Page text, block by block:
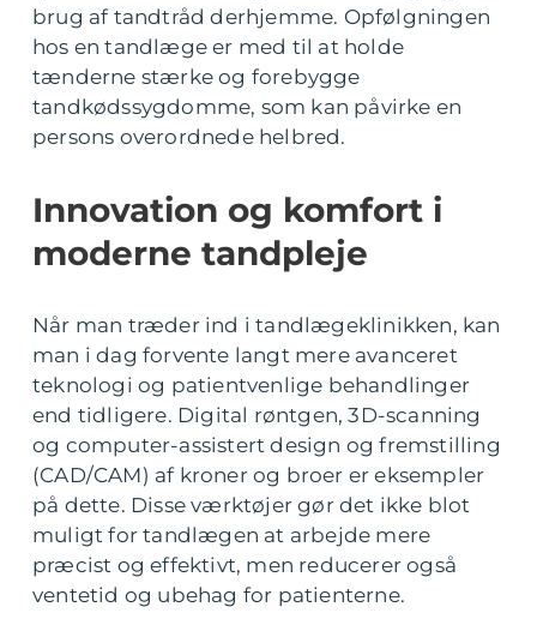
brug af tandtråd derhjemme. Opfølgningen
hos en tandlæge er med til at holde
tænderne stærke og forebygge
tandkødssygdomme, som kan påvirke en
persons overordnede helbred.
Innovation og komfort i
moderne tandpleje
Når man træder ind i tandlægeklinikken, kan
man i dag forvente langt mere avanceret
teknologi og patientvenlige behandlinger
end tidligere. Digital røntgen, 3D-scanning
og computer-assistert design og fremstilling
(CAD/CAM) af kroner og broer er eksempler
på dette. Disse værktøjer gør det ikke blot
muligt for tandlægen at arbejde mere
præcist og effektivt, men reducerer også
ventetid og ubehag for patienterne.